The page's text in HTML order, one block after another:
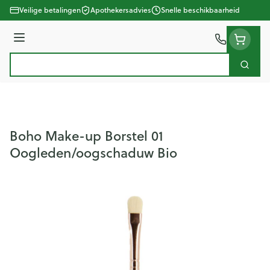
Ga naar de inhoud
Veilige betalingen Apothekersadvies Snelle beschikbaarheid
Menu
Zoek
Boho Make-up Borstel 01
Oogleden/oogschaduw Bio